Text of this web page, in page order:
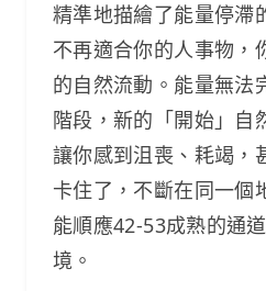
精準地描繪了能量停滯
不再適合你的人事物，
的自然流動。能量無法
階段，新的「開始」自
讓你感到沮喪、耗竭，
卡住了，不斷在同一個
能順應42-53成熟的通
境。